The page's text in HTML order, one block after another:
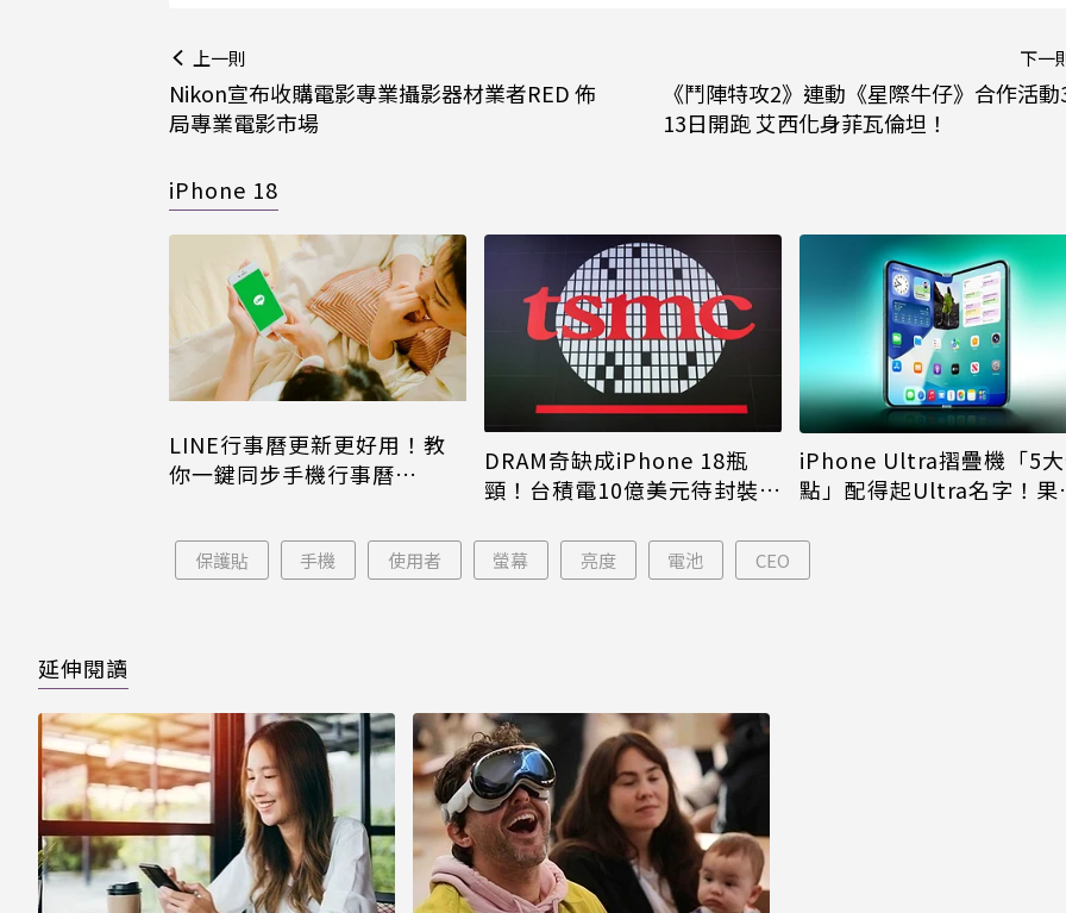
上一則
Nikon宣布收購電影專業攝影器材業者RED 佈
局專業電影市場
下一
《鬥陣特攻2》連動《星際牛仔》合作活
13日開跑 艾西化身菲瓦倫坦！
iPhone 18
LINE行事曆更新更好用！教
你一鍵同步手機行事曆
DRAM奇缺成iPhone 18瓶
頸！台積電10億美元待封裝晶
iPhone Ultra摺疊機「5
點」配得起Ultra名字！果
保護貼 手機 使用者 螢幕 亮度 電池 CEO
延伸閱讀